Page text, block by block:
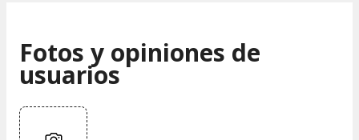
Fotos y opiniones de
usuarios